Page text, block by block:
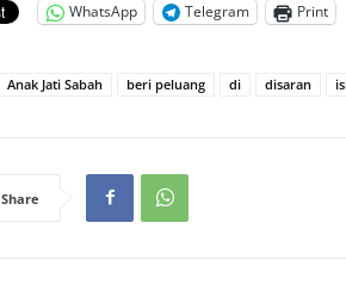
WhatsApp Telegram Print
Anak Jati Sabah beri peluang di disaran
Share